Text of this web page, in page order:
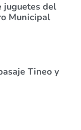
juguetes del
Municipal
Tineo y